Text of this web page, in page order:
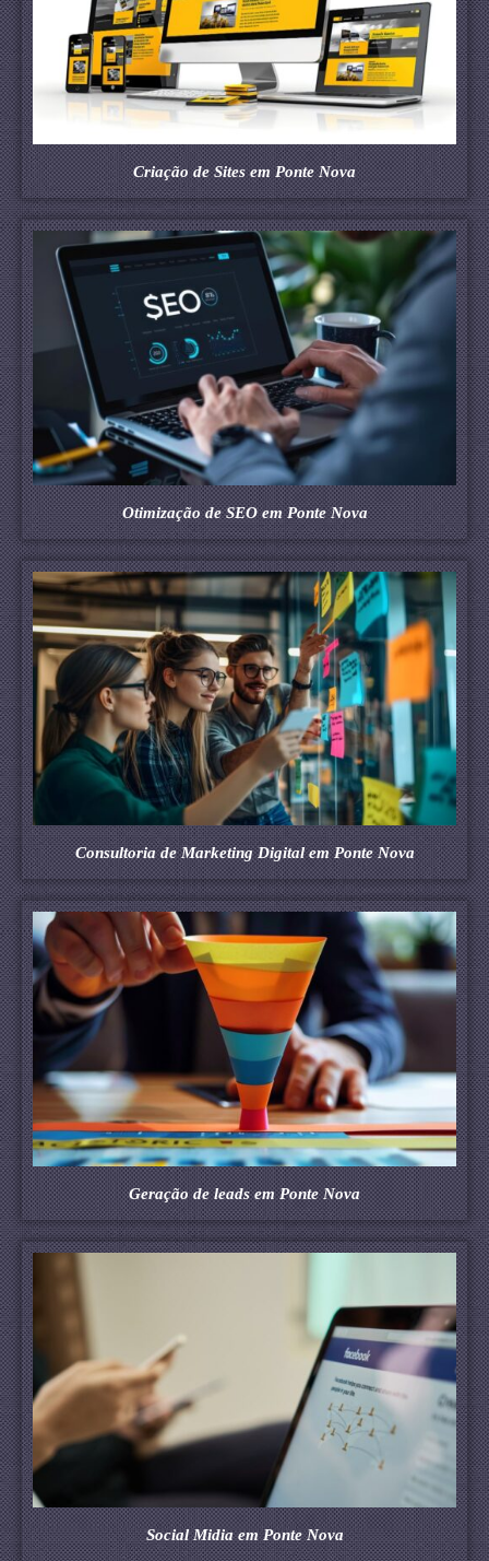
Criação de Sites em Ponte Nova
Otimização de SEO em Ponte Nova
Consultoria de Marketing Digital em Ponte Nova
Geração de leads em Ponte Nova
Social Midia em Ponte Nova